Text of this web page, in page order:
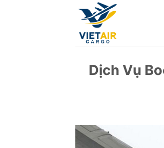
Dịch Vụ